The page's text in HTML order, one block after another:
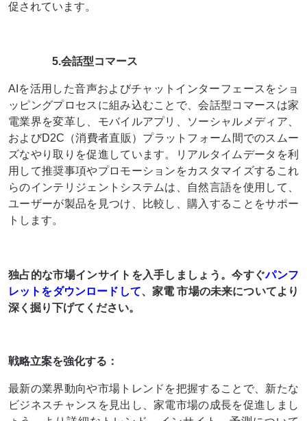
促されています。
5.会話型コマース
AIを活用した音声およびチャットインターフェースをショ
ッピングプロセスに組み込むことで、会話型コマースは家
電業界を変革し、モバイルアプリ、ソーシャルメディア、
およびD2C（消費者直販）プラットフォーム間でのスムー
ズなやり取りを促進しています。リアルタイムデータを利
用して推奨事項やプロモーションをカスタマイズするこれ
らのインテリジェントシステムは、自然言語を使用して、
ユーザーが製品を見つけ、比較し、購入することをサポー
トします。
独占的な市場インサイトを入手しましょう。今すぐパンフ
レットをダウンロードして、家電 市場の未来についてより
深く掘り下げてください。
戦略立案を強化する：
最新の業界動向や市場トレンドを把握することで、新たな
ビジネスチャンスを見出し、家電市場の成長を促進しまし